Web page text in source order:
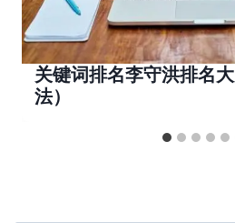
关键词排名李守洪排名
法）